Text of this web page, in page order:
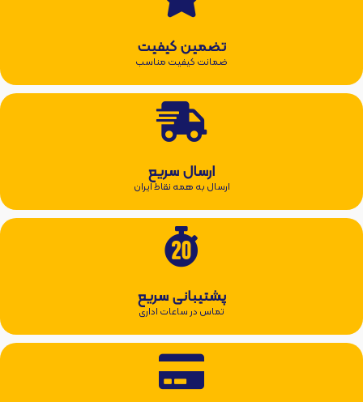
تضمین کیفیت
ضمانت کیفیت مناسب
ارسال سریع
ارسال به همه نقاط ایران
پشتیبانی سریع
تماس در ساعات اداری